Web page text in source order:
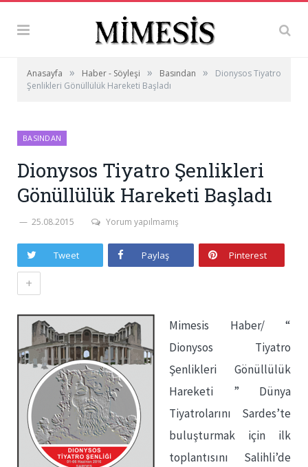
Anasayfa » Haber - Söyleşi » Basından »
Dionysos Tiyatro
Şenlikleri Gönüllülük Hareketi Başladı
BASINDAN
Dionysos Tiyatro Şenlikleri
Gönüllülük Hareketi Başladı
25.08.2015 Yorum yapılmamış
Tweet Paylaş Pinterest
+
Mimesis Haber/ “
Dionysos Tiyatro
Şenlikleri Gönüllülük
Hareketi ” Dünya
Tiyatrolarını Sardes’te
buluşturmak için ilk
toplantısını Salihli’de